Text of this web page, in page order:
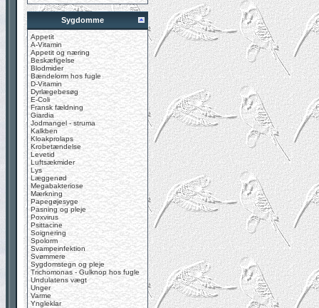
Sygdomme
Appetit
A-Vitamin
Appetit og næring
Beskæfigelse
Blodmider
Bændelorm hos fugle
D-Vitamin
Dyrlægebesøg
E-Coli
Fransk fældning
Giardia
Jodmangel - struma
Kalkben
Kloakprolaps
Krobetændelse
Levetid
Luftsækmider
Lys
Læggenød
Megabakteriose
Mærkning
Papegøjesyge
Pasning og pleje
Poxvirus
Psittacine
Soignering
Spolorm
Svampeinfektion
Svømmere
Sygdomstegn og pleje
Trichomonas - Gulknop hos fugle
Undulatens vægt
Unger
Varme
Yngleklar